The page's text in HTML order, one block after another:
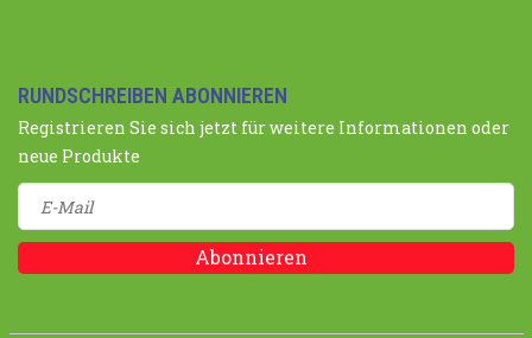
RUNDSCHREIBEN ABONNIEREN
Registrieren Sie sich jetzt für weitere Informationen oder
neue Produkte
Abonnieren